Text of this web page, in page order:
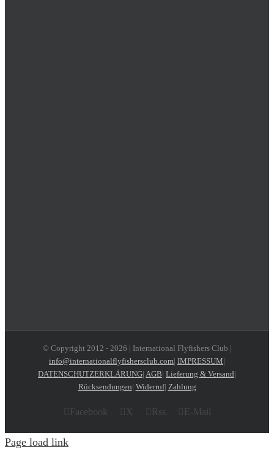
© Copyright 2012 - 2026 | International Flyfishers Club |
info@internationalflyfishersclub.com| IMPRESSUM|
DATENSCHUTZERKLÄRUNG| AGB| Lieferung & Versand|
Rücksendungen| Widerruf| Zahlung
Facebook X Rss E-Mail
Page load link